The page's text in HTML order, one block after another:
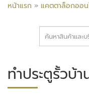
หน้าแรก » แคตตาล็อกออ
ทำประตูรั้วบ้